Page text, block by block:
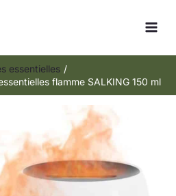
essentielles
flamme SALKING 150 ml